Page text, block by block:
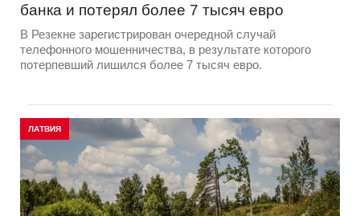
банка и потерял более 7 тысяч евро
В Резекне зарегистрирован очередной случай
телефонного мошенничества, в результате которого
потерпевший лишился более 7 тысяч евро.
ЛАТВИЯ